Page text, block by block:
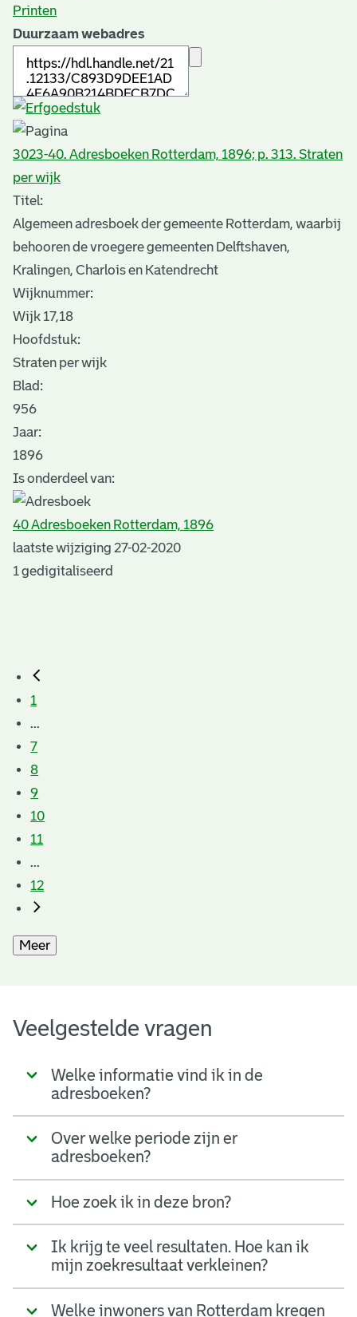
Printen
Duurzaam webadres
3023-40. Adresboeken Rotterdam, 1896; p. 313. Straten
per wijk
Titel:
Algemeen adresboek der gemeente Rotterdam, waarbij
behooren de vroegere gemeenten Delftshaven,
Kralingen, Charlois en Katendrecht
Wijknummer:
Wijk 17,18
Hoofdstuk:
Straten per wijk
Blad:
956
Jaar:
1896
Is onderdeel van:
40 Adresboeken Rotterdam, 1896
laatste wijziging 27-02-2020
1 gedigitaliseerd
1
...
7
8
9
10
11
...
12
Meer
Veelgestelde vragen
Welke informatie vind ik in de
adresboeken?
Over welke periode zijn er
adresboeken?
Hoe zoek ik in deze bron?
Ik krijg te veel resultaten. Hoe kan ik
mijn zoekresultaat verkleinen?
Welke inwoners van Rotterdam kregen